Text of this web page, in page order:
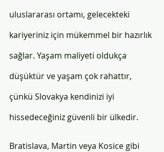
uluslararası ortamı, gelecekteki
kariyeriniz için mükemmel bir hazırlık
sağlar. Yaşam maliyeti oldukça
düşüktür ve yaşam çok rahattır,
çünkü Slovakya kendinizi iyi
hissedeceğiniz güvenli bir ülkedir.
Bratislava, Martin veya Kosice gibi